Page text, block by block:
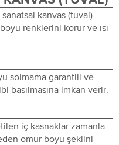
kanvas (tuval)
renklerini korur ve ısı
solmama garantili ve
basılmasına imkan verir.
iç kasnaklar zamanla
ömür boyu şeklini